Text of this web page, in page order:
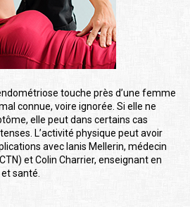
touche près d’une femme
connue, voire ignorée. Si elle ne
elle peut dans certains cas
L’activité physique peut avoir
avec Ianis Mellerin, médecin
et Colin Charrier, enseignant en
santé.